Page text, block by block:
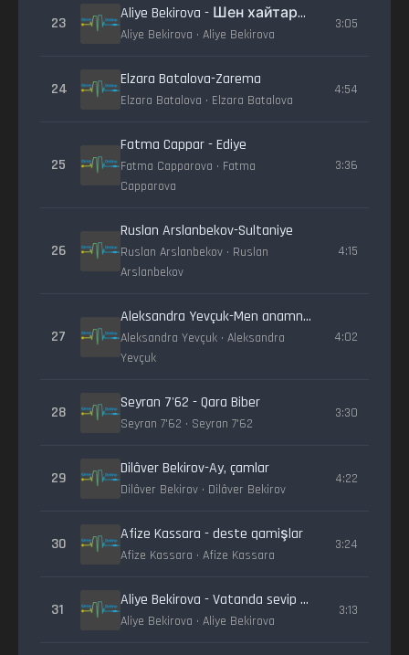
23
Aliye Bekirova - Шен хайтарма
Aliye Bekirova • Aliye Bekirova
3:05
24
Elzara Batalova-Zarema
Elzara Batalova • Elzara Batalova
4:54
25
Fatma Cappar - Ediye
Fatma Capparova • Fatma
Capparova
3:36
26
Ruslan Arslanbekov-Sultaniye
Ruslan Arslanbekov • Ruslan
Arslanbekov
4:15
27
Aleksandra Yevçuk-Men anamnıñ bir qızı edim
Aleksandra Yevçuk • Aleksandra
Yevçuk
4:02
28
Seyran 7'62 - Qara Biber
Seyran 7'62 • Seyran 7'62
3:30
29
Dilâver Bekirov-Ay, çamlar
Dilâver Bekirov • Dilâver Bekirov
4:22
30
Afize Kassara - deste qamişlar
Afize Kassara • Afize Kassara
3:24
31
Aliye Bekirova - Vatanda sevip yaşa
Aliye Bekirova • Aliye Bekirova
3:13